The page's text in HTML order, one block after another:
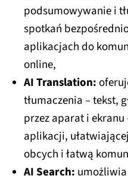
podsumowywanie i
spotkań
aplikacjach do
online,
AI Translation:
tłumaczenia – tekst,
przez aparat i
aplikacji,
obcych i łatwą
AI Search: